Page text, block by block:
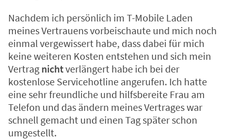
Nachdem ich persönlich im T-Mobile Laden
meines Vertrauens vorbeischaute und mich noch
einmal vergewissert habe, dass dabei für mich
keine weiteren Kosten entstehen und sich mein
Vertrag nichtverlängert habe ich bei der
kostenlose Servicehotline angerufen. Ich hatte
eine sehr freundliche und hilfsbereite Frau am
Telefon und das ändern meines Vertrages war
schnell gemacht und einen Tag später schon
umgestellt.